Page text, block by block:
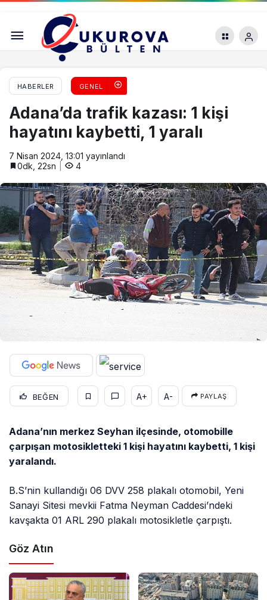
HABERLER GENEL
Adana’da trafik kazası: 1 kişi
hayatını kaybetti, 1 yaralı
7 Nisan 2024, 13:01 yayınlandı
0dk, 22sn
4
BEĞEN A+ A- PAYLAŞ
Adana’nın merkez Seyhan ilçesinde, otomobille
çarpışan motosikletteki 1 kişi hayatını kaybetti, 1 kişi
yaralandı.
B.S’nin kullandığı 06 DVV 258 plakalı otomobil, Yeni
Sanayi Sitesi mevkii Fatma Neyman Caddesi’ndeki
kavşakta 01 ARL 290 plakalı motosikletle çarpıştı.
Göz Atın
Seyhan Belediye Başkanı Oya Tekin mazbatasını